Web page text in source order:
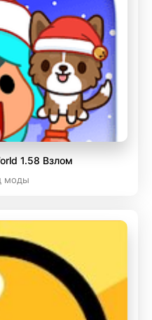
1.58 Взлом
моды